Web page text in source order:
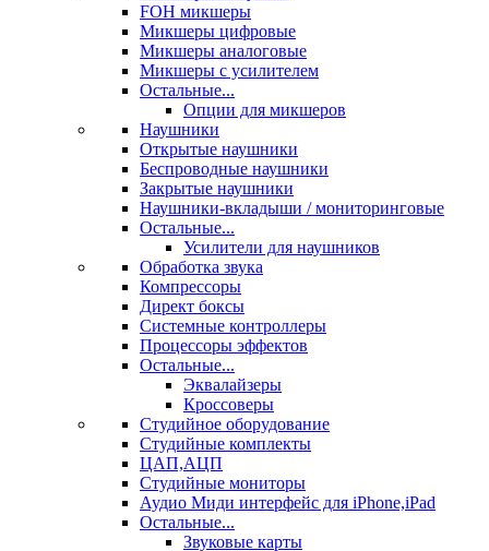
FOH микшеры
Микшеры цифровые
Микшеры аналоговые
Микшеры с усилителем
Остальные...
Опции для микшеров
Наушники
Открытые наушники
Беспроводные наушники
Закрытые наушники
Наушники-вкладыши / мониторинговые
Остальные...
Усилители для наушников
Обработка звука
Компрессоры
Директ боксы
Системные контроллеры
Процессоры эффектов
Остальные...
Эквалайзеры
Кроссоверы
Студийное оборудование
Студийные комплекты
ЦАП,АЦП
Студийные мониторы
Аудио Миди интерфейс для iPhone,iPad
Остальные...
Звуковые карты